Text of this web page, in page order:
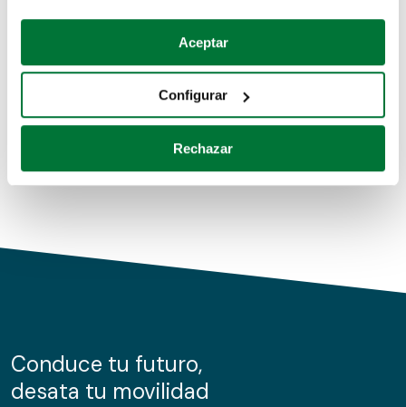
Si lo permite, también quisiéramos:
Recopilar información sobre su ubicación geográfica
Identificar su dispositivo analizándolo activamente
para buscar características específicas (huellas
Obtenga más información sobre cómo se procesan sus
de cookies.
información sobre el uso que haga del sitio web con
nuestros partners de redes sociales, publicidad y análisis
Aceptar
Configurar
Rechazar
Coches de segunda mano
Coches de km0
Conduce tu futuro,
desata tu movilidad